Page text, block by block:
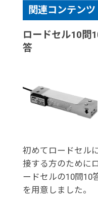
関連コンテンツ
ロードセル10問
答
初めてロードセル
接する方のために
ードセルの10問10
を用意しました。